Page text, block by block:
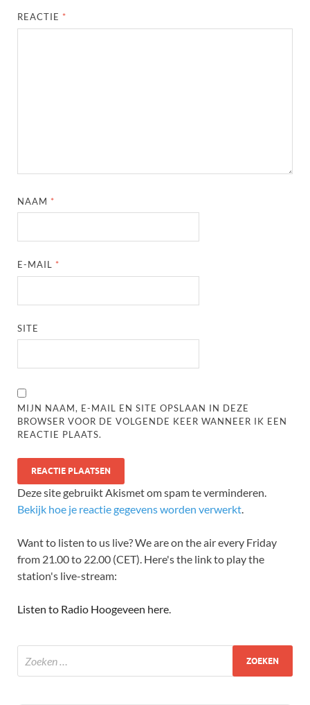
REACTIE *
NAAM *
E-MAIL *
SITE
MIJN NAAM, E-MAIL EN SITE OPSLAAN IN DEZE
BROWSER VOOR DE VOLGENDE KEER WANNEER IK EEN
REACTIE PLAATS.
Deze site gebruikt Akismet om spam te verminderen.
Bekijk hoe je reactie gegevens worden verwerkt.
Want to listen to us live? We are on the air every Friday
from 21.00 to 22.00 (CET). Here's the link to play the
station's live-stream:
Listen to Radio Hoogeveen here.